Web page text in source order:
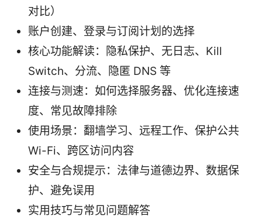
对比）
账户创建、登录与订阅计划的选择
核心功能解读：隐私保护、无日志、Kill
Switch、分流、隐匿 DNS 等
连接与测速：如何选择服务器、优化连接速
度、常见故障排除
使用场景：翻墙学习、远程工作、保护公共
Wi-Fi、跨区访问内容
安全与合规提示：法律与道德边界、数据保
护、避免误用
实用技巧与常见问题解答